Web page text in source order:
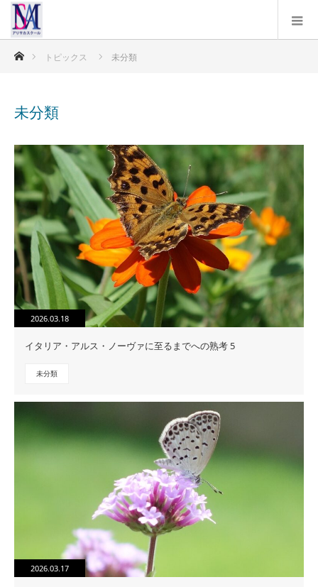
ホームトピックス 未分類
未分類
2026.03.18
イタリア・アルス・ノーヴァに至るまでへの熟考 5
未分類
2026.03.17